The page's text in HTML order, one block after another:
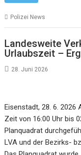
Polizei News
Landesweite
Urlaubszeit –
28. Juni 2026
Eisenstadt, 28. 6. 2026
Zeit von 16:00 Uhr bis
Planquadrat
LVA und der Bezirks-